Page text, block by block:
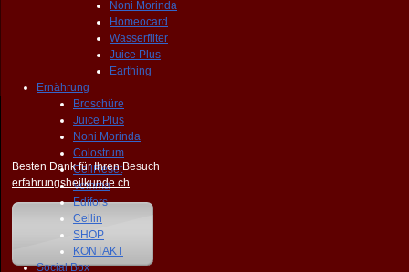
Noni Morinda
Homeocard
Wasserfilter
Juice Plus
Earthing
Ernährung
Broschüre
Juice Plus
Noni Morinda
Colostrum
CellReset
Vemma
Edifors
Cellin
SHOP
KONTAKT
Social Box
Besten Dank für Ihren Besuch
erfahrungsheilkunde.ch